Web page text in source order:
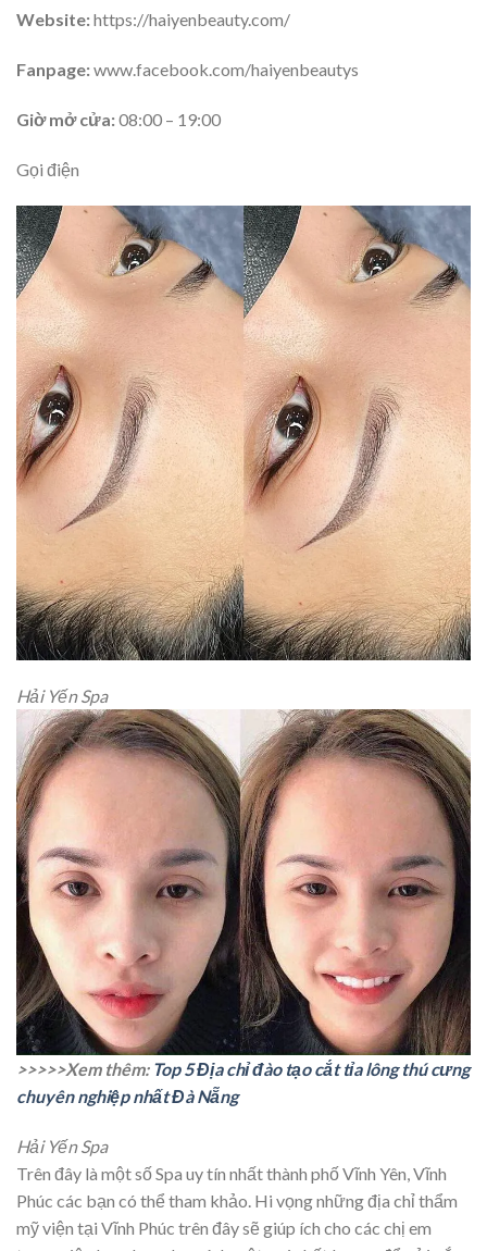
Website:https://haiyenbeauty.com/
Fanpage:www.facebook.com/haiyenbeautys
Giờ mở cửa:08:00 – 19:00
Gọi điện
Hải Yến Spa
>>>>>Xem thêm: Top 5 Địa chỉ đào tạo cắt tỉa lông thú cưng
chuyên nghiệp nhất Đà Nẵng
Hải Yến Spa
Trên đây là một số Spa uy tín nhất thành phố Vĩnh Yên, Vĩnh
Phúc các bạn có thể tham khảo. Hi vọng những địa chỉ thẩm
mỹ viện tại Vĩnh Phúc trên đây sẽ giúp ích cho các chị em